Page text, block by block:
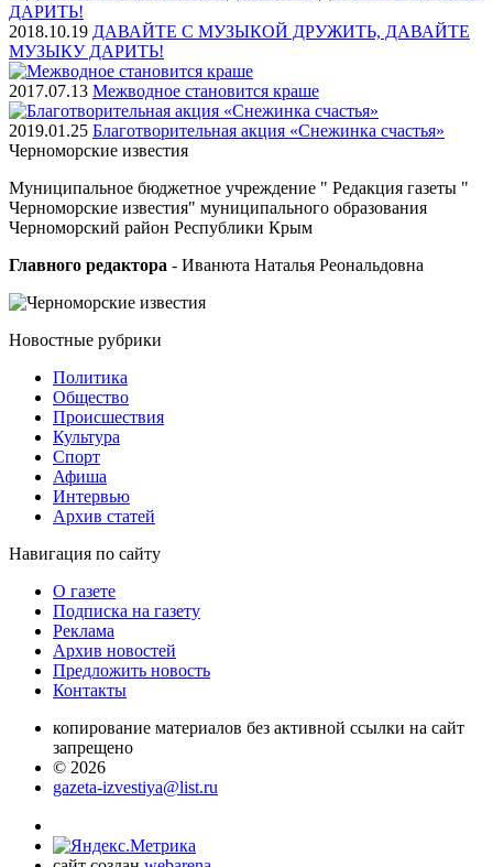
2018.10.19 ДАВАЙТЕ С МУЗЫКОЙ ДРУЖИТЬ, ДАВАЙТЕ
МУЗЫКУ ДАРИТЬ!
2017.07.13 Межводное становится краше
2019.01.25 Благотворительная акция «Снежинка счастья»
Черноморские известия
Муниципальное бюджетное учреждение " Редакция газеты "
Черноморские известия" муниципального образования
Черноморский район Республики Крым
Главного редактора - Иванюта Наталья Реональдовна
Новостные рубрики
Политика
Общество
Проиcшествия
Культура
Спорт
Афиша
Интервью
Архив статей
Навигация по сайту
О газете
Подписка на газету
Реклама
Архив новостей
Предложить новость
Контакты
копирование материалов без активной ссылки на сайт
запрещено
© 2026
gazeta-izvestiya@list.ru